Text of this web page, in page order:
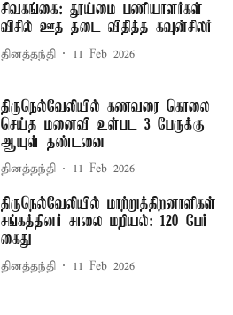
சிவகங்கை: தூய்மை பணியாளர்கள்
விசில் ஊத தடை விதித்த கவுன்சிலர்
தினத்தந்தி 11 Feb 2026
திருநெல்வேலியில் கணவரை கொலை
செய்த மனைவி உள்பட 3 பேருக்கு
ஆயுள் தண்டனை
தினத்தந்தி 11 Feb 2026
திருநெல்வேலியில் மாற்றுத்திறனாளிகள்
சங்கத்தினர் சாலை மறியல்: 120 பேர்
கைது
தினத்தந்தி 11 Feb 2026